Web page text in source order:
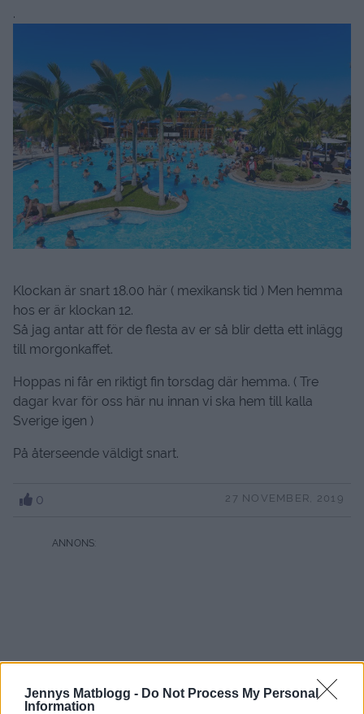
Jennys Matblogg - Do Not Process My Personal
Information
.
Klockan är snart 18.00 här ( mexikansk tid ) Men hemma
hos er är klockan 12.
Så jag antar att för de flesta av er så blir detta ett inlägg
till morgonkaffet.
Hoppas ni får en riktigt fin torsdag där hemma. ( Tre
dagar kvar för oss här nu innan vi ska hem till kalla
Sverige igen )
På återseende väldigt snart.
0 27 NOVEMBER, 2019